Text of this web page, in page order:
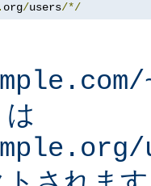
. org/users/*/